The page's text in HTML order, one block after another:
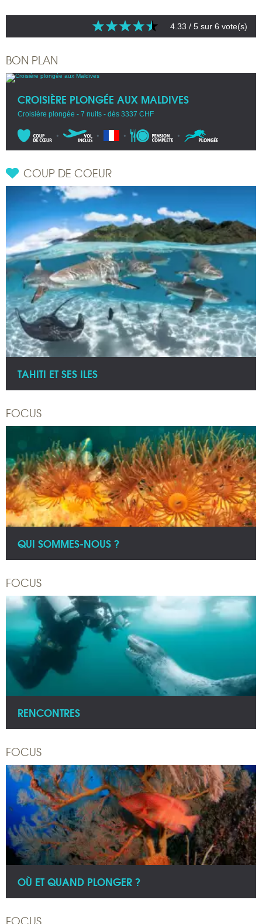
4.33 / 5 sur 6 vote(s)
BON PLAN
CROISIÈRE PLONGÉE AUX MALDIVES
Croisière plongée - 7 nuits - dès 3337 CHF
COUP DE COEUR
TAHITI ET SES ILES
FOCUS
QUI SOMMES-NOUS ?
FOCUS
RENCONTRES
FOCUS
OÙ ET QUAND PLONGER ?
FOCUS